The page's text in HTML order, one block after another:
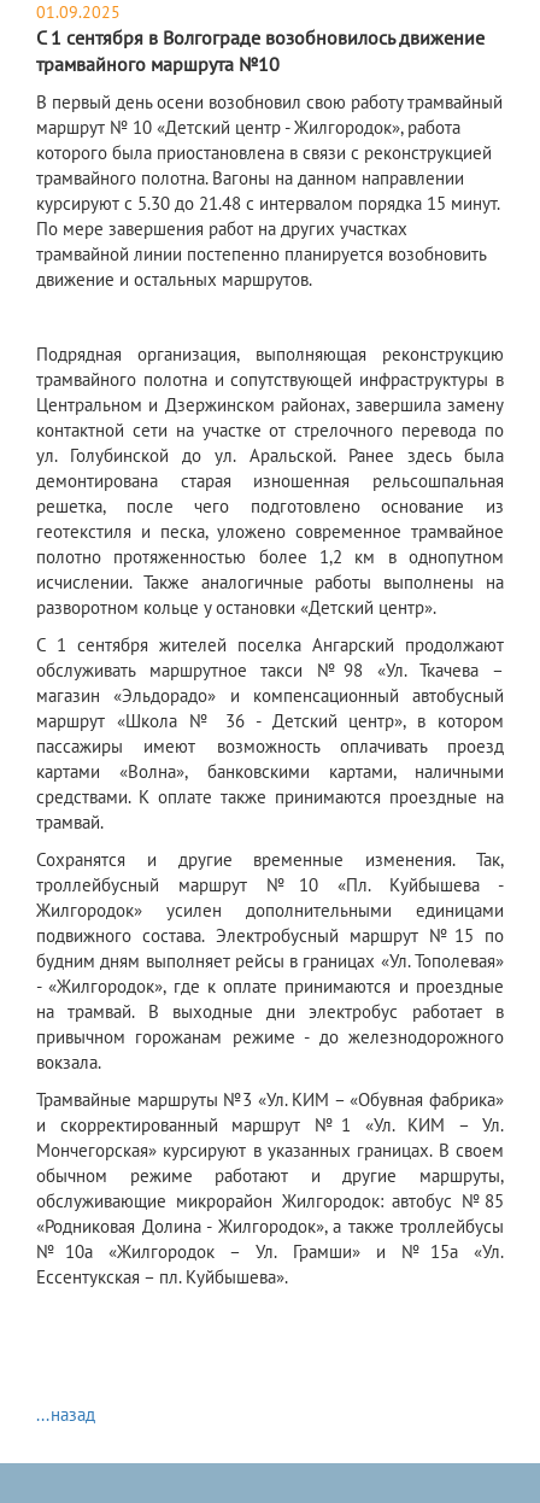
01.09.2025
С 1 сентября в Волгограде возобновилось движение
трамвайного маршрута №10
В первый день осени возобновил свою работу трамвайный
маршрут № 10 «Детский центр - Жилгородок», работа
которого была приостановлена в связи с реконструкцией
трамвайного полотна. Вагоны на данном направлении
курсируют с 5.30 до 21.48 с интервалом порядка 15 минут.
По мере завершения работ на других участках
трамвайной линии постепенно планируется возобновить
движение и остальных маршрутов.
Подрядная организация, выполняющая реконструкцию
трамвайного полотна и сопутствующей инфраструктуры в
Центральном и Дзержинском районах, завершила замену
контактной сети на участке от стрелочного перевода по
ул. Голубинской до ул. Аральской. Ранее здесь была
демонтирована старая изношенная рельсошпальная
решетка, после чего подготовлено основание из
геотекстиля и песка, уложено современное трамвайное
полотно протяженностью более 1,2 км в однопутном
исчислении. Также аналогичные работы выполнены на
разворотном кольце у остановки «Детский центр».
С 1 сентября жителей поселка Ангарский продолжают
обслуживать маршрутное такси №98 «Ул. Ткачева –
магазин «Эльдорадо» и компенсационный автобусный
маршрут «Школа № 36 - Детский центр», в котором
пассажиры имеют возможность оплачивать проезд
картами «Волна», банковскими картами, наличными
средствами. К оплате также принимаются проездные на
трамвай.
Сохранятся и другие временные изменения. Так,
троллейбусный маршрут №10 «Пл. Куйбышева -
Жилгородок» усилен дополнительными единицами
подвижного состава. Электробусный маршрут №15 по
будним дням выполняет рейсы в границах «Ул. Тополевая»
- «Жилгородок», где к оплате принимаются и проездные
на трамвай. В выходные дни электробус работает в
привычном горожанам режиме - до железнодорожного
вокзала.
Трамвайные маршруты №3 «Ул. КИМ – «Обувная фабрика»
и скорректированный маршрут №1 «Ул. КИМ – Ул.
Мончегорская» курсируют в указанных границах. В своем
обычном режиме работают и другие маршруты,
обслуживающие микрорайон Жилгородок: автобус №85
«Родниковая Долина - Жилгородок», а также троллейбусы
№10а «Жилгородок – Ул. Грамши» и №15а «Ул.
Ессентукская – пл. Куйбышева».
...назад